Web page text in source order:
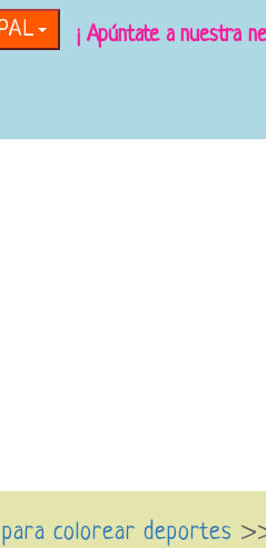
¡ Apúntate a nuestra
colorear deportes